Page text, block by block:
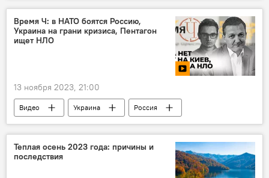
Общество
МЧС АР
Гедабейский район
Граница
Время Ч: в НАТО боятся Россию,
Украина на грани кризиса, Пентагон
ищет НЛО
13 ноября 2023, 21:00
Видео Украина
Россия
Военное превосходство
СВО
Запад
киевский режим
Деньги
Александр Хроленко
Теплая осень 2023 года: причины и
последствия